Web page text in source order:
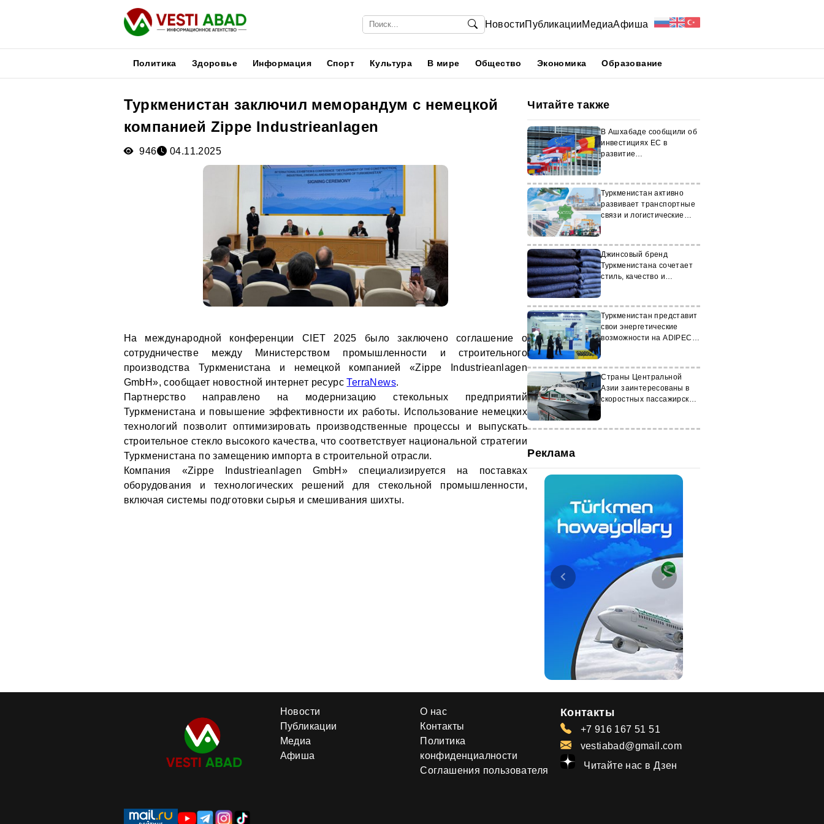
НовостиПубликацииМедиаАфиша
Политика Здоровье Информация Спорт Культура В мире Общество Экономика Образование
Туркменистан заключил меморандум с немецкой
компанией Zippe Industrieanlagen
946 04.11.2025
На международной конференции CIET 2025 было заключено соглашение о
сотрудничестве между Министерством промышленности и строительного
производства Туркменистана и немецкой компанией «Zippe Industrieanlagen
GmbH», сообщает новостной интернет ресурсTerraNews.
Партнерство направлено на модернизацию стекольных предприятий
Туркменистана и повышение эффективности их работы. Использование немецких
технологий позволит оптимизировать производственные процессы и выпускать
строительное стекло высокого качества, что соответствует национальной стратегии
Туркменистана по замещению импорта в строительной отрасли.
Компания «Zippe Industrieanlagen GmbH» специализируется на поставках
оборудования и технологических решений для стекольной промышленности,
включая системы подготовки сырья и смешивания шихты.
Читайте также
В Ашхабаде сообщили об
инвестициях ЕС в
развитие
Туркменистан активно
развивает транспортные
связи и логистические
Джинсовый бренд
Туркменистана сочетает
стиль, качество и
Туркменистан представит
свои энергетические
возможности на ADIPEC
Страны Центральной
Азии заинтересованы в
скоростных пассажирских
Реклама
Новости
Публикации
Медиа
Афиша
О нас
Контакты
Политика
конфиденциалности
Соглашения пользователя
Контакты
+7 916 167 51 51
vestiabad@gmail.com
Читайте нас в Дзен